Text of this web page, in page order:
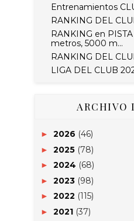
Entrenamientos
RANKING DEL
RANKING en
metros, 5000 m...
RANKING DEL
LIGA DEL CLUB
ARCHIVO
► 2026 (46)
► 2025 (78)
► 2024 (68)
► 2023 (98)
► 2022 (115)
► 2021 (37)